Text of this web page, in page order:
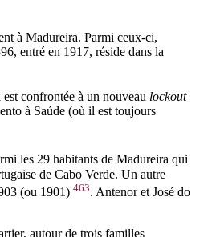
à Madureira. Parmi ceux-ci,
entré en 1917, réside dans la
confrontée à un nouveau lockout
à Saúde (où il est toujours
les 29 habitants de Madureira qui
de Cabo Verde. Un autre
(ou 1901) 463. Antenor et José do
autour de trois familles